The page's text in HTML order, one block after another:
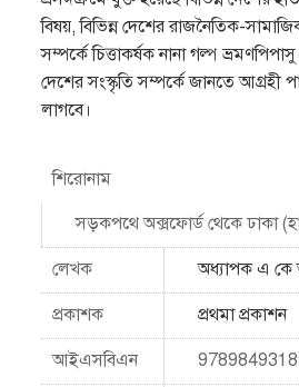
বিষয়, বিভিন্ন দেশের রাজনৈতিক-
সম্পর্কে চিত্তাকর্ষক নানা গল্প
দেশের সংস্কৃতি সম্পর্কে জানতে আগ্রহী
লাগবে।
শিরোনাম
সড়কপথে অক্সফোর্ড থেকে ঢাকা
লেখক অধ্যাপক এ কে
প্রকাশক প্রথমা প্রকাশন
আইএসবিএন